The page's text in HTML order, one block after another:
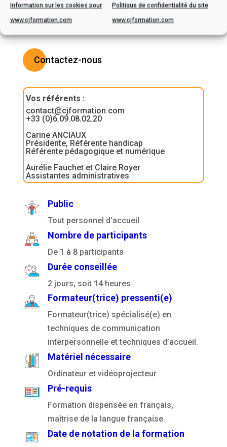
Information sur les cookies pour
www.cjformation.com
Politique de confidentialité du site
www.cjformation.com
Contactez-nous
Vos référents :
contact@cjformation.com
+33 (0)6.09.08.02.20
Carine ANCIAUX
Présidente, Référente handicap
Référente pédagogique et numérique
Aurélie Fauchet et Claire Royer
Assistantes administratives
Public
Tout personnel d’accueil
Nombre de participants
De 1 à 8 participants
Durée conseillée
2 jours, soit 14 heures
Formateur(trice) pressenti(e)
Formateur(trice) spécialisé(e) en
techniques de communication
interpersonnelle et techniques d’accueil.
Matériel nécessaire
Ordinateur et vidéoprojecteur
Pré-requis
Formation dispensée en français,
maîtrise de la langue française.
Date de notation de la formation